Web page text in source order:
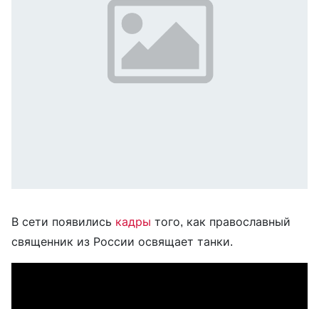
В сети появились кадры того, как православный
священник из России освящает танки.